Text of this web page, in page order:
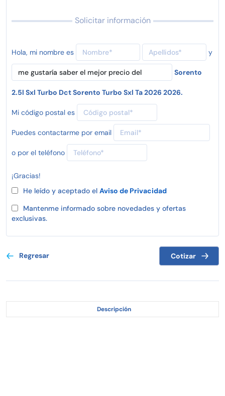
Solicitar información
Hola, mi nombre es y
Sorento
2.5l Sxl Turbo Dct Sorento Turbo Sxl Ta 2026 2026.
Mi código postal es
Puedes contactarme por email
o por el teléfono
¡Gracias!
He leído y aceptado el Aviso de Privacidad
Mantenme informado sobre novedades y ofertas
exclusivas.
Regresar Cotizar
Descripción